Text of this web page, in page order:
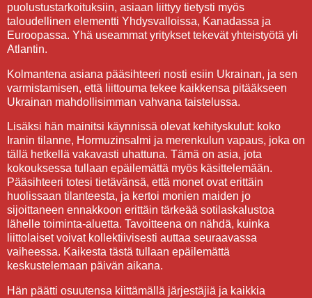
puolustustarkoituksiin, asiaan liittyy tietysti myös
taloudellinen elementti Yhdysvalloissa, Kanadassa ja
Euroopassa. Yhä useammat yritykset tekevät yhteistyötä yli
Atlantin.
Kolmantena asiana pääsihteeri nosti esiin Ukrainan, ja sen
varmistamisen, että liittouma tekee kaikkensa pitääkseen
Ukrainan mahdollisimman vahvana taistelussa.
Lisäksi hän mainitsi käynnissä olevat kehityskulut: koko
Iranin tilanne, Hormuzinsalmi ja merenkulun vapaus, joka on
tällä hetkellä vakavasti uhattuna. Tämä on asia, jota
kokouksessa tullaan epäilemättä myös käsittelemään.
Pääsihteeri totesi tietävänsä, että monet ovat erittäin
huolissaan tilanteesta, ja kertoi monien maiden jo
sijoittaneen ennakkoon erittäin tärkeää sotilaskalustoa
lähelle toiminta-aluetta. Tavoitteena on nähdä, kuinka
liittolaiset voivat kollektiivisesti auttaa seuraavassa
vaiheessa. Kaikesta tästä tullaan epäilemättä
keskustelemaan päivän aikana.
Hän päätti osuutensa kiittämällä järjestäjiä ja kaikkia